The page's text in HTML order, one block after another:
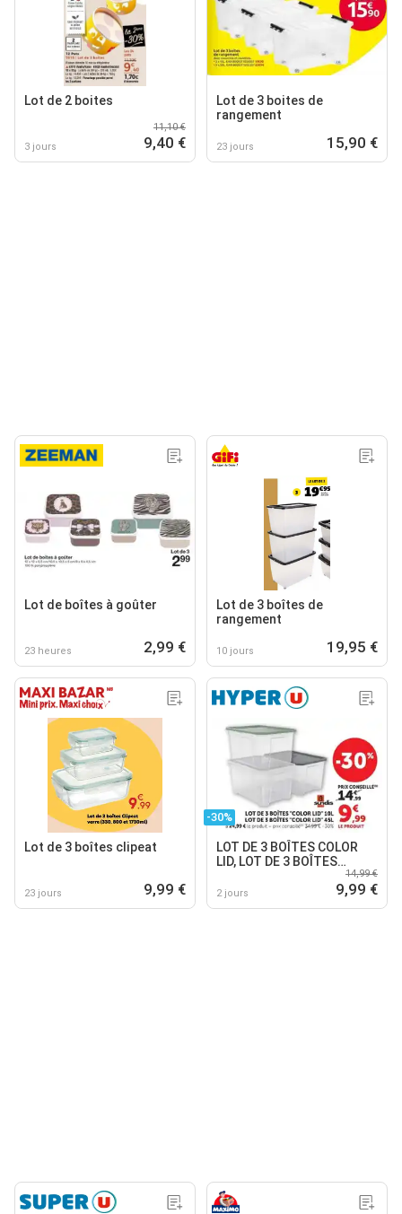
Lot de 2 boites
3 jours
11,10 €
9,40 €
Lot de 3 boites de
rangement
23 jours 15,90 €
Lot de boîtes à goûter
23 heures 2,99 €
Lot de 3 boîtes de
rangement
10 jours 19,95 €
Lot de 3 boîtes clipeat
23 jours 9,99 €
-30%
LOT DE 3 BOÎTES COLOR
LID, LOT DE 3 BOÎTES
2 jours
14,99 €
9,99 €